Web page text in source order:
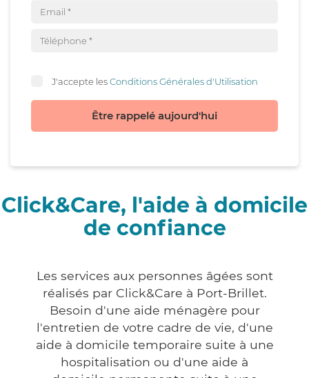
J'accepte lesConditions Générales d'Utilisation
Être rappelé aujourd'hui
Click&Care, l'aide à domicile
de confiance
Les services aux personnes âgées sont
réalisés par Click&Care à Port-Brillet.
Besoin d'une aide ménagère pour
l'entretien de votre cadre de vie, d'une
aide à domicile temporaire suite à une
hospitalisation ou d'une aide à